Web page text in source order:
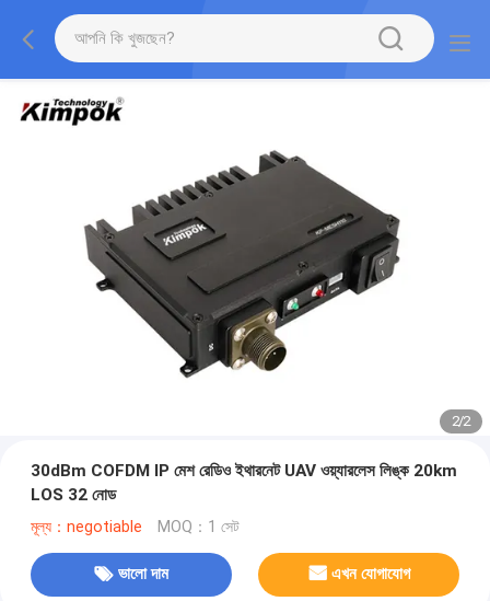
2/2
30dBm COFDM IP মেশ রেডিও ইথারনেট UAV ওয়্যারলেস লিঙ্ক 20km
LOS 32 নোড
মূল্য：negotiable MOQ：1 সেট
ভালো দাম এখন যোগাযোগ